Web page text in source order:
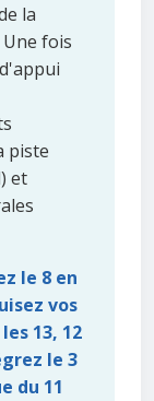
la
fois
piste
et
le 8 en
vos
13, 12
le 3
du 11